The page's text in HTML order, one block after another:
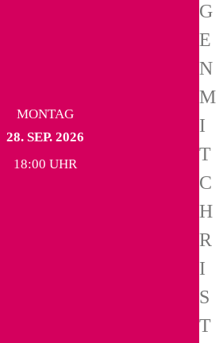
MONTAG
28. SEP. 2026
18:00 UHR
G
E
N
M
I
T
C
H
R
I
S
T